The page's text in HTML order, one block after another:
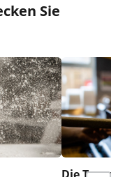
Sie